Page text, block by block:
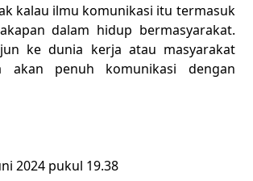
kalau ilmu komunikasi itu termasuk
dalam hidup bermasyarakat.
ke dunia kerja atau masyarakat
akan penuh komunikasi dengan
2024 pukul 19.38